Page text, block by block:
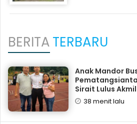
BERITATERBARU
Anak Mandor
Sirait Lulus
38 menit lalu